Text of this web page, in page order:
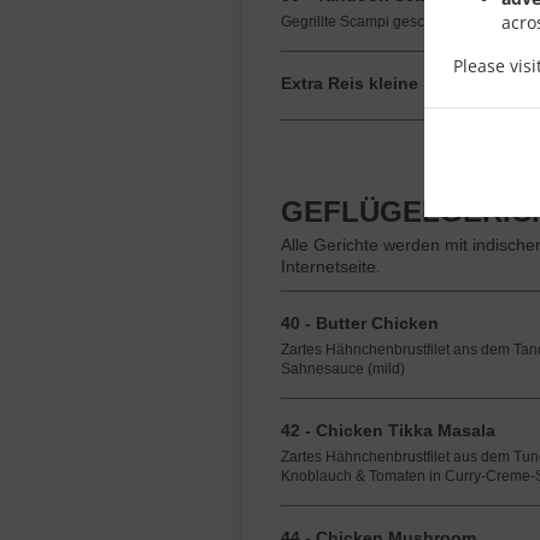
Please
Gegrillte Scampi geschält aus dem
Extra Reis kleine Schale
Alle Gerichte werden mit
Internetseite.
40 - Butter Chicken
Zartes Hähnchenbrustfilet ans dem
Sahnesauce (mild)
42 - Chicken Tikka Masala
Zartes Hähnchenbrustfilet aus dem
Knoblauch & Tomaten in Curry-Creme-